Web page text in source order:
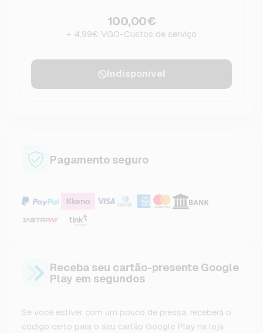
100,00€
+ 4,99€ VGO-Custos de serviço
Indisponível
Pagamento seguro
Receba seu cartão-presente Google
Play em segundos
Se você estiver com um pouco de pressa, receberá o
código certo para o seu cartão Google Play na loja